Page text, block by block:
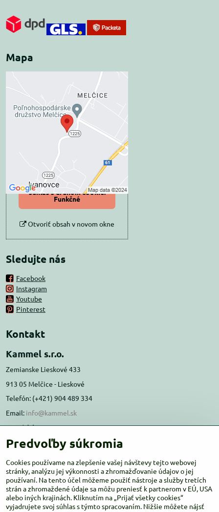
Mapa
Externý obsah je
blokovaný Voľbami
súkromia
Prajete si načítať externý obsah?
Povoliť tentokrát
Povoliť a zapamätať -
súhlas s druhom cookie:
Funkčné
Otvoriť obsah v novom okne
Sledujte nás
Facebook
Instagram
Youtube
Pinterest
Kontakt
Kammel s.r.o.
Zemianske Lieskové 433
913 05 Melčice - Lieskové
Telefón: (+421) 904 489 334
Email: info@kammel.sk
Prevádzka:
Administratívna budova PD Melčice
Otváracie hodiny:PO-ŠT 8:00 - 16:00
PIA-NE Zatvorené
Predvoľby súkromia
Cookies používame na zlepšenie vašej návštevy tejto webovej
stránky, analýzu jej výkonnosti a zhromažďovanie údajov o jej
používaní. Na tento účel môžeme použiť nástroje a služby tretích
strán a zhromaždené údaje sa môžu preniesť k partnerom v EÚ, USA
alebo iných krajinách. Kliknutím na „Prijať všetky cookies“
vyjadrujete svoj súhlas s týmto spracovaním. Nižšie môžete nájsť